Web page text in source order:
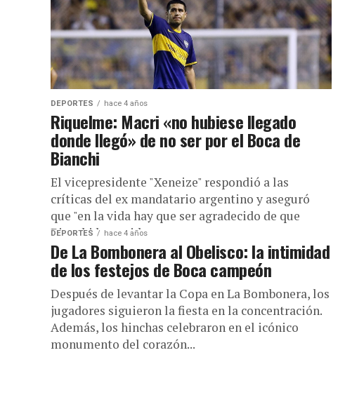
DEPORTES hace 4 años
Riquelme: Macri «no hubiese llegado
donde llegó» de no ser por el Boca de
Bianchi
El vicepresidente "Xeneize" respondió a las
críticas del ex mandatario argentino y aseguró
que "en la vida hay que ser agradecido de que
Bianchi haya sido...
DEPORTES hace 4 años
De La Bombonera al Obelisco: la intimidad
de los festejos de Boca campeón
Después de levantar la Copa en La Bombonera, los
jugadores siguieron la fiesta en la concentración.
Además, los hinchas celebraron en el icónico
monumento del corazón...